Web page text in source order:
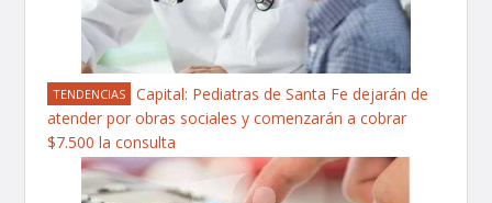
TENDENCIAS
Capital: Pediatras de Santa Fe dejarán de
atender por obras sociales y comenzarán a cobrar
$7.500 la consulta